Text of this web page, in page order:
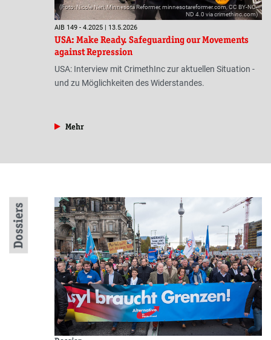
(Foto: Nicole Neri, Minnesota Reformer, minnesotareformer.com, CC BY-NC-
ND 4.0 via crimethinc.com)
AIB 149 - 4.2025 | 13.5.2026
USA: Make Ready. Safeguarding our Movements
against Repression
USA: Interview mit CrimethInc zur aktuellen Situation -
und zu Möglichkeiten des Widerstandes.
Mehraus der Rubrik »Antifa«
Dossiers